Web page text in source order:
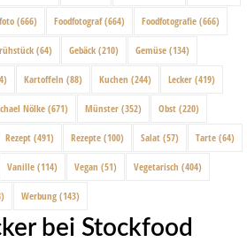
(666) Foodfotograf(664) Foodfotografie (666)
(64) Gebäck (210) Gemüse (134)
Kartoffeln (88) Kuchen (244) Lecker (419)
Nölke (671) Münster (352) Obst (220)
Rezept (491) Rezepte (100) Salat (57) Tarte (64)
Vanille (114) Vegan (51) Vegetarisch (404)
Werbung (143)
bei Stockfood